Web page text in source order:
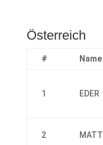
Österreich
# Name
1 EDER
2 MATT